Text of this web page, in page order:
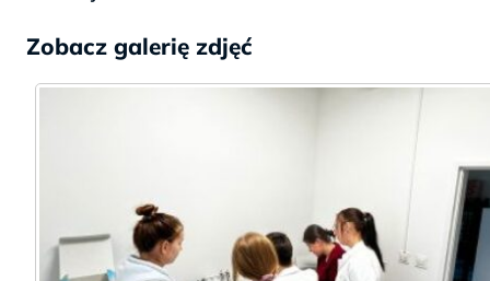
Zobacz galerię zdjęć